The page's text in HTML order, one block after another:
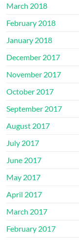
March 2018
February 2018
January 2018
December 2017
November 2017
October 2017
September 2017
August 2017
July 2017
June 2017
May 2017
April 2017
March 2017
February 2017